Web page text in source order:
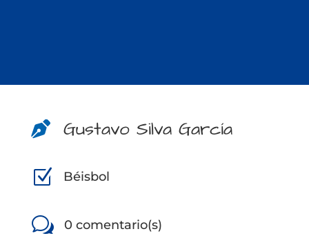
 Gustavo Silva García
Z Béisbol
w 0 comentario(s)